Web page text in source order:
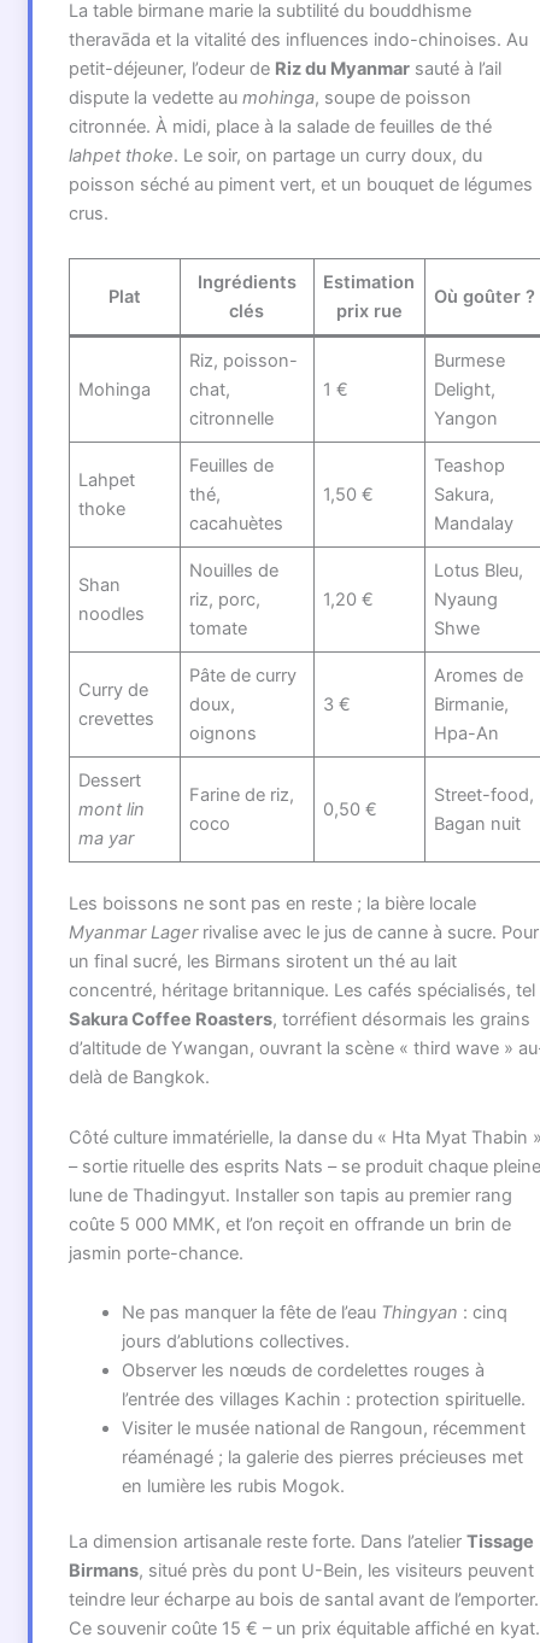
La table birmane marie la subtilité du bouddhisme
theravāda et la vitalité des influences indo-chinoises. Au
petit-déjeuner, l’odeur de Riz du Myanmarsauté à l’ail
dispute la vedette au mohinga, soupe de poisson
citronnée. À midi, place à la salade de feuilles de thé
lahpet thoke. Le soir, on partage un curry doux, du
poisson séché au piment vert, et un bouquet de légumes
crus.
Plat
Ingrédients
clés
Estimation
prix rue
Où goûter ?
Mohinga
Riz, poisson-
chat,
citronnelle
1 €
Burmese
Delight,
Yangon
Lahpet
thoke
Feuilles de
thé,
cacahuètes
1,50 €
Teashop
Sakura,
Mandalay
Shan
noodles
Nouilles de
riz, porc,
tomate
1,20 €
Lotus Bleu,
Nyaung
Shwe
Curry de
crevettes
Pâte de curry
doux,
oignons
3 €
Aromes de
Birmanie,
Hpa-An
Dessert
mont lin
ma yar
Farine de riz,
coco
0,50 €
Street-food,
Bagan nuit
Les boissons ne sont pas en reste ; la bière locale
Myanmar Lagerrivalise avec le jus de canne à sucre. Pour
un final sucré, les Birmans sirotent un thé au lait
concentré, héritage britannique. Les cafés spécialisés, tel
Sakura Coffee Roasters, torréfient désormais les grains
d’altitude de Ywangan, ouvrant la scène « third wave »
delà de Bangkok.
Côté culture immatérielle, la danse du « Hta Myat Thabin
– sortie rituelle des esprits Nats – se produit chaque pleine
lune de Thadingyut. Installer son tapis au premier rang
coûte 5 000 MMK, et l’on reçoit en offrande un brin de
jasmin porte-chance.
Ne pas manquer la fête de l’eau Thingyan : cinq
jours d’ablutions collectives.
Observer les nœuds de cordelettes rouges à
l’entrée des villages Kachin : protection spirituelle.
Visiter le musée national de Rangoun, récemment
réaménagé ; la galerie des pierres précieuses met
en lumière les rubis Mogok.
La dimension artisanale reste forte. Dans l’atelier Tissage
Birmans, situé près du pont U-Bein, les visiteurs peuvent
teindre leur écharpe au bois de santal avant de l’emporter.
Ce souvenir coûte 15 € – un prix équitable affiché en kyat.